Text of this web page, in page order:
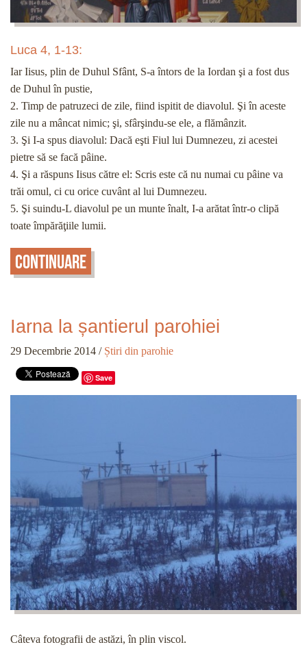
Luca 4, 1-13:
Iar Iisus, plin de Duhul Sfânt, S-a întors de la Iordan şi a fost dus
de Duhul în pustie,
2. Timp de patruzeci de zile, fiind ispitit de diavolul. Şi în aceste
zile nu a mâncat nimic; şi, sfârşindu-se ele, a flămânzit.
3. Şi I-a spus diavolul: Dacă eşti Fiul lui Dumnezeu, zi acestei
pietre să se facă pâine.
4. Şi a răspuns Iisus către el: Scris este că nu numai cu pâine va
trăi omul, ci cu orice cuvânt al lui Dumnezeu.
5. Şi suindu-L diavolul pe un munte înalt, I-a arătat într-o clipă
toate împărăţiile lumii.
Continuare
Iarna la șantierul parohiei
29 Decembrie 2014 / Știri din parohie
Save
Câteva fotografii de astăzi, în plin viscol.